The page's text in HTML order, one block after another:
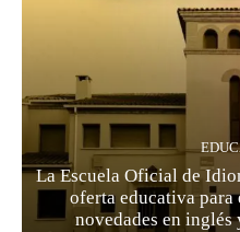
La Escuela Oficial de
oferta educativa
novedades en